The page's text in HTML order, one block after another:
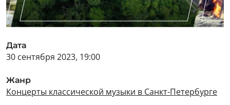
Дата
30 сентября 2023, 19:00
Жанр
Концерты классической музыки в Санкт-Петербурге